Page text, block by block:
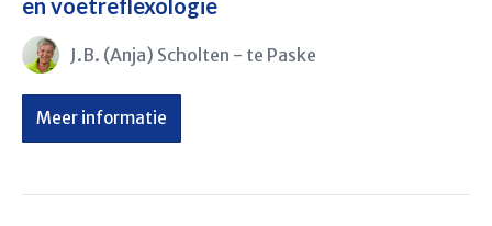
en voetreflexologie
J.B. (Anja) Scholten - te Paske
Meer informatie